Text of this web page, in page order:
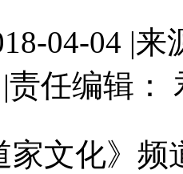
04-04 |来
|责任编辑：
家文化》频